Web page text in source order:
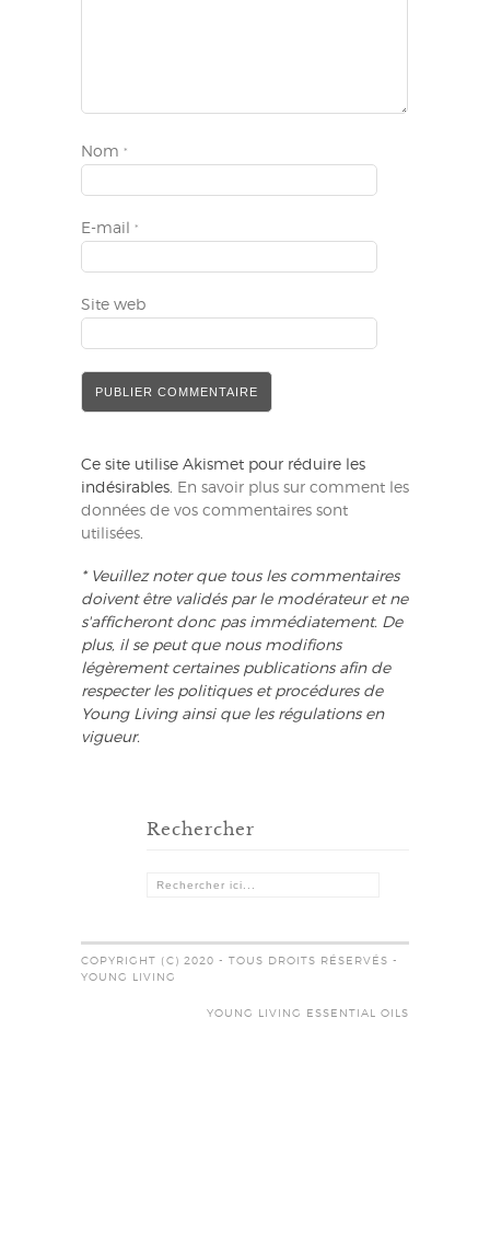
Nom *
E-mail *
Site web
Ce site utilise Akismet pour réduire les
indésirables. En savoir plus sur comment les
données de vos commentaires sont
utilisées.
* Veuillez noter que tous les commentaires
doivent être validés par le modérateur et ne
s'afficheront donc pas immédiatement. De
plus, il se peut que nous modifions
légèrement certaines publications afin de
respecter les politiques et procédures de
Young Living ainsi que les régulations en
vigueur.
Rechercher
COPYRIGHT (C) 2020 - TOUS DROITS RÉSERVÉS -
YOUNG LIVING
YOUNG LIVING ESSENTIAL OILS